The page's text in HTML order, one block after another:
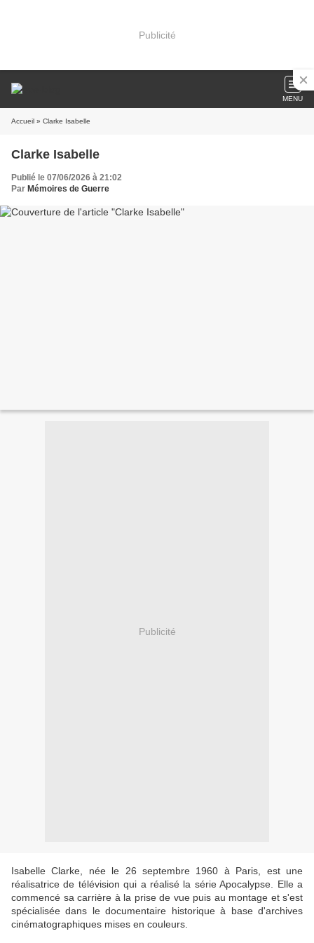
Publicité
MENU
Accueil » Clarke Isabelle
Clarke Isabelle
Publié le 07/06/2026 à 21:02
Par Mémoires de Guerre
Publicité
Isabelle Clarke, née le 26 septembre 1960 à Paris, est une
réalisatrice de télévision qui a réalisé la série Apocalypse. Elle a
commencé sa carrière à la prise de vue puis au montage et s'est
spécialisée dans le documentaire historique à base d'archives
cinématographiques mises en couleurs.